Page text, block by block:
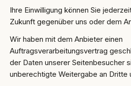
Ihre Einwilligung können Sie
Zukunft gegenüber uns oder dem
Wir haben mit dem Anbieter einen
Auftragsverarbeitungsvertrag
der Daten unserer Seitenbesucher
unberechtigte Weitergabe an Dritte